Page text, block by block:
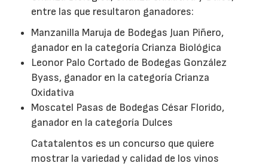
entre las que resultaron ganadores:
Manzanilla Maruja de Bodegas Juan Piñero,
ganador en la categoría Crianza Biológica
Leonor Palo Cortado de Bodegas González
Byass, ganador en la categoría Crianza
Oxidativa
Moscatel Pasas de Bodegas César Florido,
ganador en la categoría Dulces
Catatalentos es un concurso que quiere
mostrar la variedad y calidad de los vinos